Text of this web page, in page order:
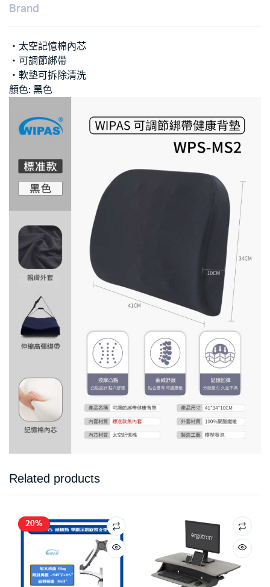
Brand
‧太空記憶棉內芯
‧可調節綁帶
‧軟墊可拆除清洗
顏色: 黑色
Related products
20%